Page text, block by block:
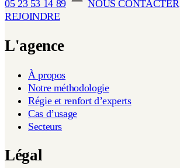
05 23 53 14 89
NOUS CONTACTER
REJOINDRE
L'agence
À propos
Notre méthodologie
Régie et renfort d’experts
Cas d’usage
Secteurs
Légal